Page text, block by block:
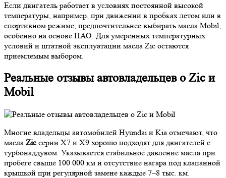
Если двигатель работает в условиях постоянной высокой
температуры, например, при движении в пробках летом или в
спортивном режиме, предпочтительнее выбирать масла Mobil,
особенно на основе ПАО. Для умеренных температурных
условий и штатной эксплуатации масла Zic остаются
приемлемым выбором.
Реальные отзывы автовладельцев о Zic и
Mobil
Многие владельцы автомобилей Hyundai и Kia отмечают, что
масла Zicсерии X7 и X9 хорошо подходят для двигателей с
турбонаддувом. Указывается стабильное давление масла при
пробеге свыше 100 000 км и отсутствие нагара под клапанной
крышкой при регулярной замене каждые 7–8 тыс. км.